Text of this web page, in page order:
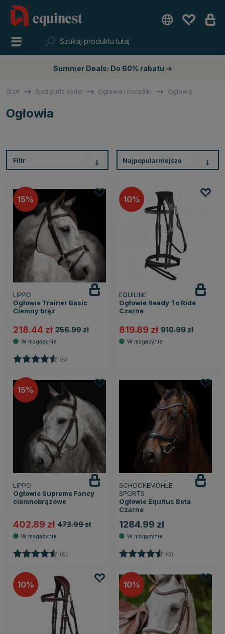
Summer Deals: Do 60% rabatu →
Start Sprzęt dla konia Ogłowia i naczółki Ogłowia
Ogłowia
Filtr Najpopularniejsze
15
LIPPO
Ogłowie Trainer Basic
Ciemny brąz
218.44 zł 256.99 zł
Ocena: (5)
10
EQUILINE
Ogłowie Ready To Ride
Czarne
819.89 zł 910.99 zł
15
LIPPO
Ogłowie Supreme Fancy
ciemnobrązowe
402.89 zł 473.99 zł
Ocena: (6) 4.8 na 5 gwiazdek
SCHOCKEMÖHLE
SPORTS
Ogłowie Equitus Beta
Czarne
1284.99 zł
Ocena: (3)
10 10